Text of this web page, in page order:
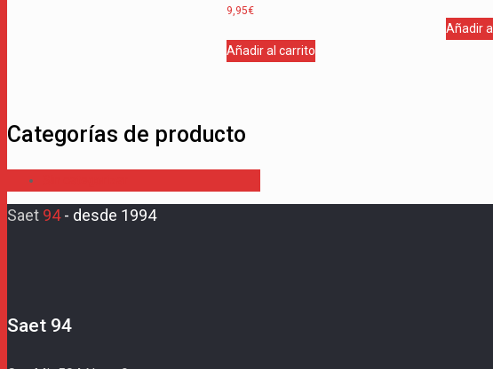
9,95€
Añadir al carrito
Añadir
Categorías de producto
Saet 94- desde 1994
Saet 94